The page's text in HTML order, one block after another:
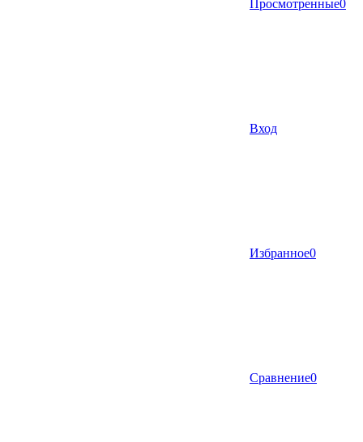
Просмотренные0
Вход
Избранное0
Сравнение0